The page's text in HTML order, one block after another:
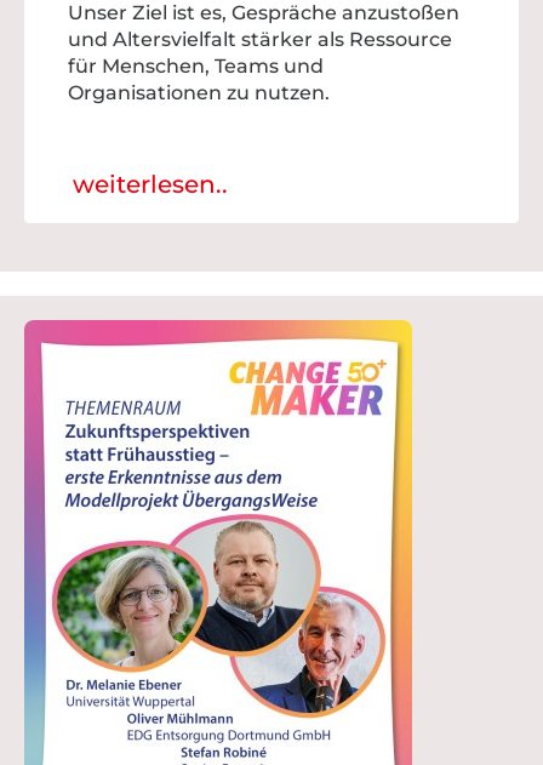
Unser Ziel ist es, Gespräche anzustoßen
und Altersvielfalt stärker als Ressource
für Menschen, Teams und
Organisationen zu nutzen.
weiterlesen..